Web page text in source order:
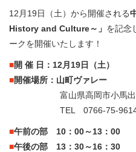
12月19日（土）から開催される
History and Culture～」 を記念
ークを開催いたします！
■開 催 日：12月19日（土）
■開催場所：山町ヴァレー
富山県高岡市小馬
TEL 0766-75-
■午前の部 10：00～13：00
■午後の部 13：30～16：30